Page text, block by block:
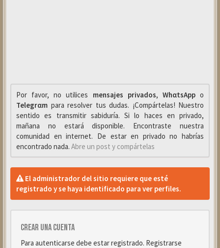
Por favor, no utilices mensajes privados, WhαtsAppo
Telegrαm para resolver tus dudas. ¡Compártelas! Nuestro
sentido es transmitir sabiduría. Si lo haces en privado,
mañana no estará disponible. Encontraste nuestra
comunidad en internet. De estar en privado no habrías
encontrado nada. Abre un post y compártelas
El administrador del sitio requiere que esté
registrado y se haya identificado para ver perfiles.
Crear una cuenta
Para autenticarse debe estar registrado. Registrarse